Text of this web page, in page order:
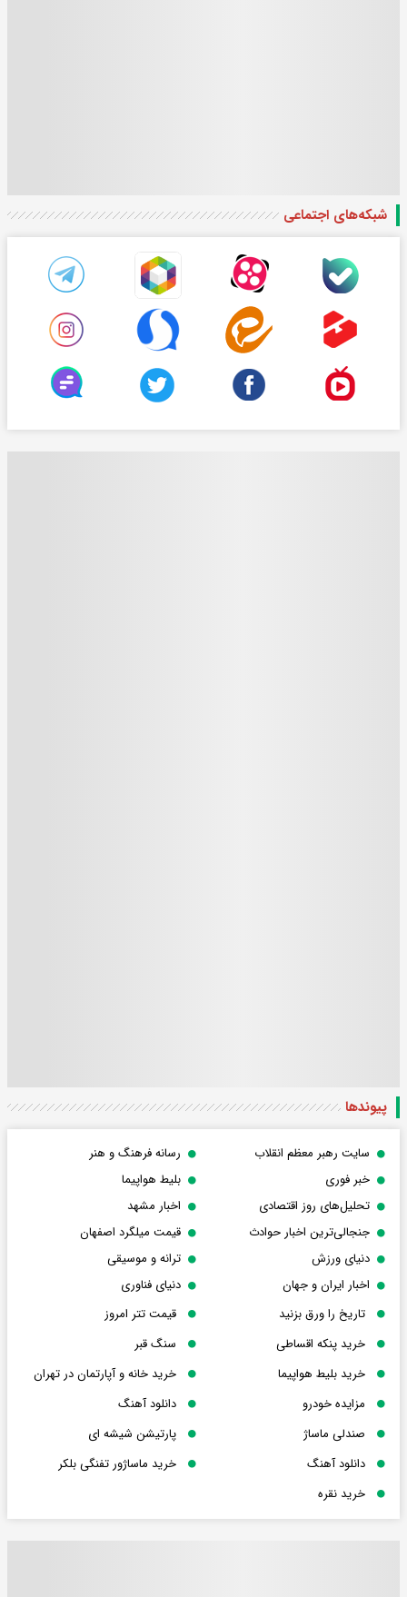
شبکه‌های اجتماعی
پیوندها
سایت رهبر معظم انقلاب
رسانه فرهنگ و هنر
خبر فوری
بلیط هواپیما
تحلیل‌های روز اقتصادی
اخبار مشهد
جنجالی‌ترین اخبار حوادث
قیمت میلگرد اصفهان
دنیای ورزش
ترانه و موسیقی
اخبار ایران و جهان
دنیای فناوری
تاریخ را ورق بزنید
قیمت تتر امروز
خرید پنکه اقساطی
سنگ قبر
خرید بلیط هواپیما
خرید خانه و آپارتمان در تهران
مزایده خودرو
دانلود آهنگ
صندلی ماساژ
پارتیشن شیشه ای
دانلود آهنگ
خرید ماساژور تفنگی بلکر
خرید نقره